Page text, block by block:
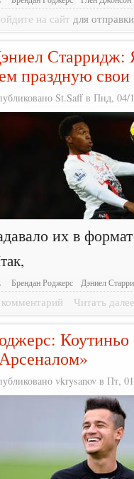
на сайт для
Старридж:
праздную
St.Saff в Пнд, 04/
их в
Брендан Роджерс Дэниел
комментарий Читать
vkrysanov в Пт,